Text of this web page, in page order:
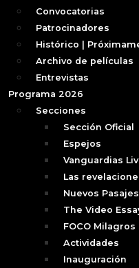
Convocatorias
Patrocinadores
Histórico |
Archivo de películas
Entrevistas
Programa 2026
Secciones
Sección Oficial
Espejos
Vanguardias
Las
Nuevos
The Video
FOCO
Actividades
Inauguración